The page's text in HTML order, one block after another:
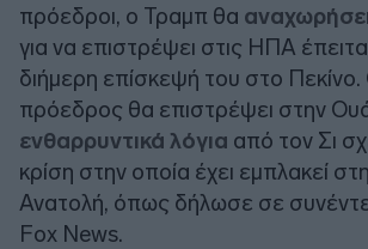
πρόεδροι, ο Τραμπ θα
για να επιστρέψει στις ΗΠΑ
διήμερη επίσκεψή του στο
πρόεδρος θα επιστρέψει στην
ενθαρρυντικά λόγια από τον Σι
κρίση στην οποία έχει εμπλακεί
Ανατολή, όπως δήλωσε σε
Fox News.